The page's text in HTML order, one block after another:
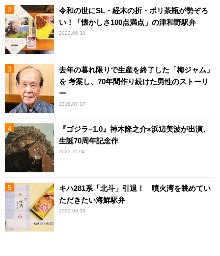
令和の世にSL・経木の折・ポリ茶瓶が勢ぞろ
い！「懐かしさ100点満点」の津和野駅弁
2022.05.30
去年の暮れ限りで生産を終了した「梅ジャム」
を 考案し、70年間作り続けた男性のストーリ
ー
2018.07.07
『ゴジラ−1.0』神木隆之介×浜辺美波が出演、
生誕70周年記念作
2023.11.04
キハ281系「北斗」引退！ 噴火湾を眺めてい
ただきたい海鮮駅弁
2022.09.30